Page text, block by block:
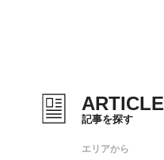
ARTICLE
記事を探す
エリアから